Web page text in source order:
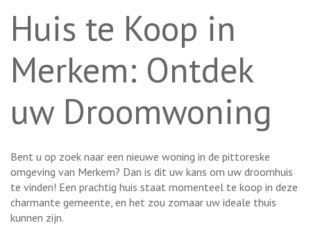
Huis te Koop in
Merkem: Ontdek
uw Droomwoning
Bent u op zoek naar een nieuwe woning in de pittoreske
omgeving van Merkem? Dan is dit uw kans om uw droomhuis
te vinden! Een prachtig huis staat momenteel te koop in deze
charmante gemeente, en het zou zomaar uw ideale thuis
kunnen zijn.